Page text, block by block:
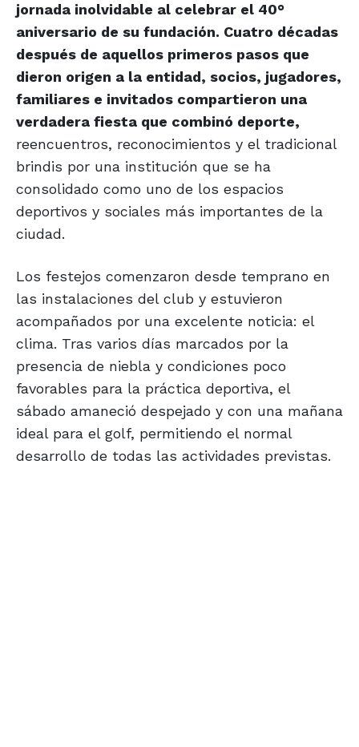
jornada inolvidable al celebrar el 40°
aniversario de su fundación. Cuatro décadas
después de aquellos primeros pasos que
dieron origen a la entidad, socios, jugadores,
familiares e invitados compartieron una
verdadera fiesta que combinó deporte,
reencuentros, reconocimientos y el tradicional
brindis por una institución que se ha
consolidado como uno de los espacios
deportivos y sociales más importantes de la
ciudad.
Los festejos comenzaron desde temprano en
las instalaciones del club y estuvieron
acompañados por una excelente noticia: el
clima. Tras varios días marcados por la
presencia de niebla y condiciones poco
favorables para la práctica deportiva, el
sábado amaneció despejado y con una mañana
ideal para el golf, permitiendo el normal
desarrollo de todas las actividades previstas.